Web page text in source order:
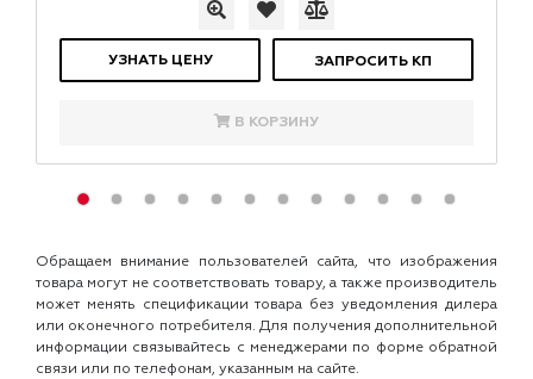
УЗНАТЬ ЦЕНУ ЗАПРОСИТЬ КП
В КОРЗИНУ
Обращаем внимание пользователей сайта, что изображения
товара могут не соответствовать товару, а также производитель
может менять спецификации товара без уведомления дилера
или оконечного потребителя. Для получения дополнительной
информации связывайтесь с менеджерами по форме обратной
связи или по телефонам, указанным на сайте.